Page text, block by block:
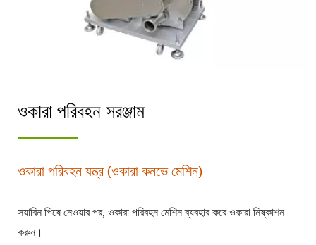
ওকারা পরিবহন সরঞ্জাম
ওকারা পরিবহন যন্ত্র (ওকারা কনভে মেশিন)
সয়াবিন পিষে নেওয়ার পর, ওকারা পরিবহন মেশিন ব্যবহার করে ওকারা নিষ্কাশন
করুন।